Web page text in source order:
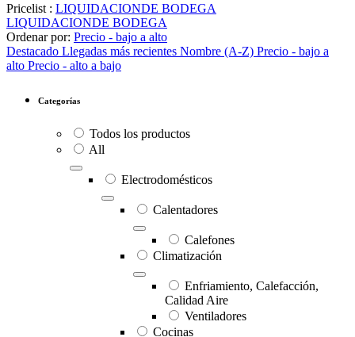
Pricelist : LIQUIDACIONDE BODEGA
LIQUIDACIONDE BODEGA
Ordenar por: Precio - bajo a alto
Destacado Llegadas más recientes Nombre (A-Z) Precio - bajo a
alto Precio - alto a bajo
Categorías
Todos los productos
All
Electrodomésticos
Calentadores
Calefones
Climatización
Enfriamiento, Calefacción,
Calidad Aire
Ventiladores
Cocinas